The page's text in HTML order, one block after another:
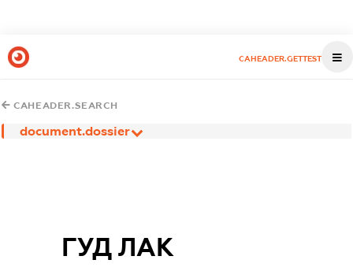
CAHEADER.GETTEST
CAHEADER.SEARCH
document.dossier
ГУД ЛАК